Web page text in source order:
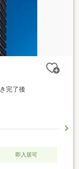
完了後
即入居可